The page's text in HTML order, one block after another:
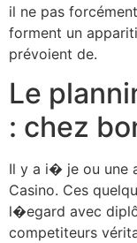
il ne pas
forment un
prévoient de.
Le
: chez
Il y a i� je ou une
Casino. Ces
l�egard avec
competiteurs